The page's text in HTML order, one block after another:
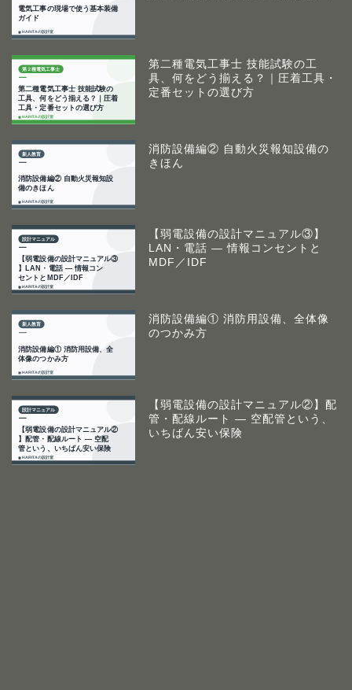
第二種電気工事士 技能試験の工
具、何をどう揃える？｜圧着工具・
定番セットの選び方
消防設備編② 自動火災報知設備の
きほん
【弱電設備の設計マニュアル③】
LAN・電話 ― 情報コンセントと
MDF／IDF
消防設備編① 消防用設備、全体像
のつかみ方
【弱電設備の設計マニュアル②】配
管・配線ルート ― 空配管という、
いちばん安い保険